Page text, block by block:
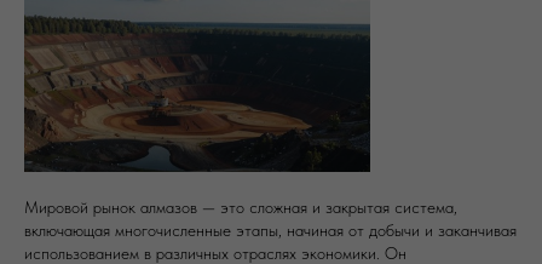
Мировой рынок алмазов — это сложная и закрытая система,
включающая многочисленные этапы, начиная от добычи и заканчивая
использованием в различных отраслях экономики. Он